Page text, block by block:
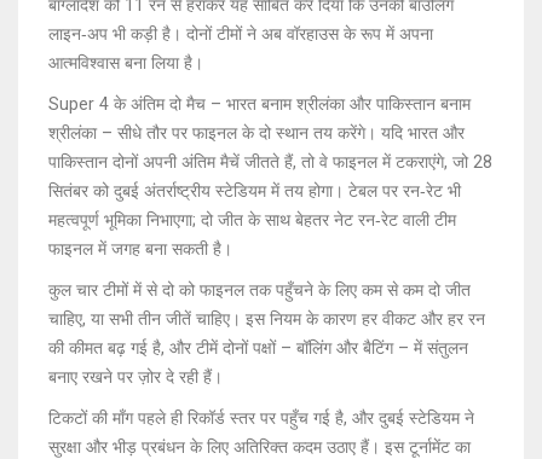
बांग्लादेश को 11 रन से हराकर यह साबित कर दिया कि उनकी बाउलिंग
लाइन‑अप भी कड़ी है। दोनों टीमों ने अब वॉरहाउस के रूप में अपना
आत्मविश्वास बना लिया है।
Super 4 के अंतिम दो मैच – भारत बनाम श्रीलंका और पाकिस्तान बनाम
श्रीलंका – सीधे तौर पर फाइनल के दो स्थान तय करेंगे। यदि भारत और
पाकिस्तान दोनों अपनी अंतिम मैचें जीतते हैं, तो वे फाइनल में टकराएंगे, जो 28
सितंबर को दुबई अंतर्राष्ट्रीय स्टेडियम में तय होगा। टेबल पर रन‑रेट भी
महत्वपूर्ण भूमिका निभाएगा; दो जीत के साथ बेहतर नेट रन‑रेट वाली टीम
फाइनल में जगह बना सकती है।
कुल चार टीमों में से दो को फाइनल तक पहुँचने के लिए कम से कम दो जीत
चाहिए, या सभी तीन जीतें चाहिए। इस नियम के कारण हर वीकट और हर रन
की कीमत बढ़ गई है, और टीमें दोनों पक्षों – बॉलिंग और बैटिंग – में संतुलन
बनाए रखने पर ज़ोर दे रही हैं।
टिकटों की माँग पहले ही रिकॉर्ड स्तर पर पहुँच गई है, और दुबई स्टेडियम ने
सुरक्षा और भीड़ प्रबंधन के लिए अतिरिक्त कदम उठाए हैं। इस टूर्नामेंट का